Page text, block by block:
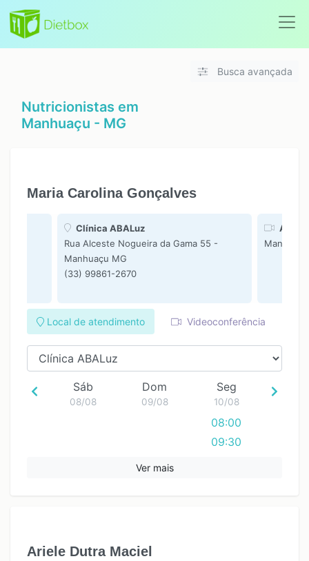
Busca avançada
Nutricionistas em
Manhuaçu - MG
Maria Carolina Gonçalves
Clínica ABALuz
Rua Alceste Nogueira da Gama 55 -
Manhuaçu MG
(33) 99861-2670
Local de atendimento Videoconferência
Sáb
08/08
Dom
09/08
Seg
10/08
08:00
09:30
Ver mais
Ariele Dutra Maciel